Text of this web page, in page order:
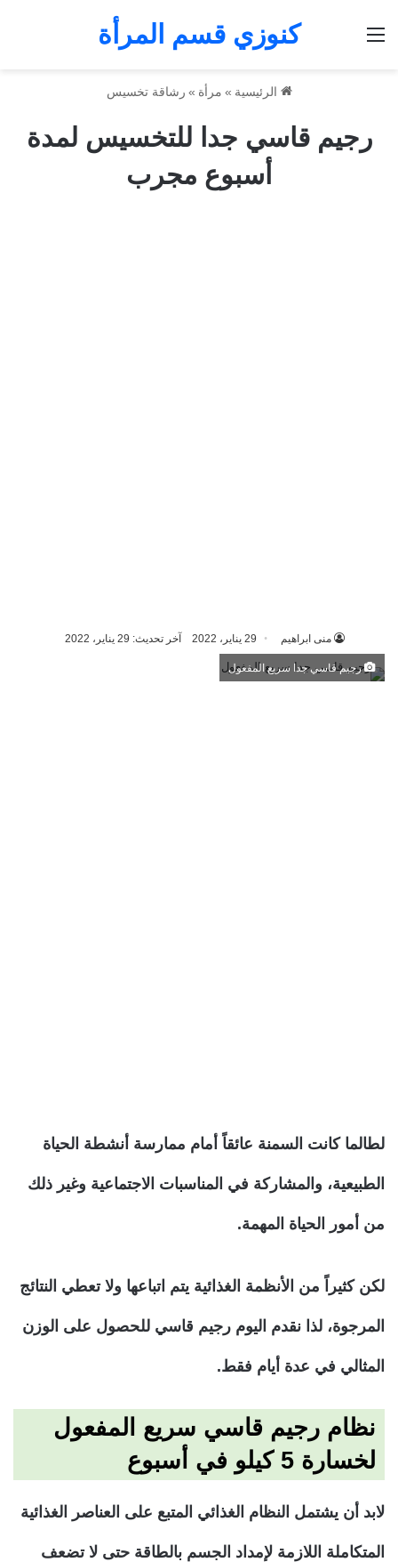
كنوزي قسم المرأة
الرئيسية » مرأة » رشاقة تخسيس
رجيم قاسي جدا للتخسيس لمدة
أسبوع مجرب
منى ابراهيم 29 يناير، 2022 آخر تحديث: 29 يناير، 2022
رجيم قاسي جدا سريع المفعول
لطالما كانت السمنة عائقاً أمام ممارسة أنشطة الحياة
الطبيعية، والمشاركة في المناسبات الاجتماعية وغير ذلك
من أمور الحياة المهمة.
لكن كثيراً من الأنظمة الغذائية يتم اتباعها ولا تعطي النتائج
المرجوة، لذا نقدم اليوم رجيم قاسي للحصول على الوزن
المثالي في عدة أيام فقط.
نظام رجيم قاسي سريع المفعول
لخسارة 5 كيلو في أسبوع
لابد أن يشتمل النظام الغذائي المتبع على العناصر الغذائية
المتكاملة اللازمة لإمداد الجسم بالطاقة حتى لا تضعف